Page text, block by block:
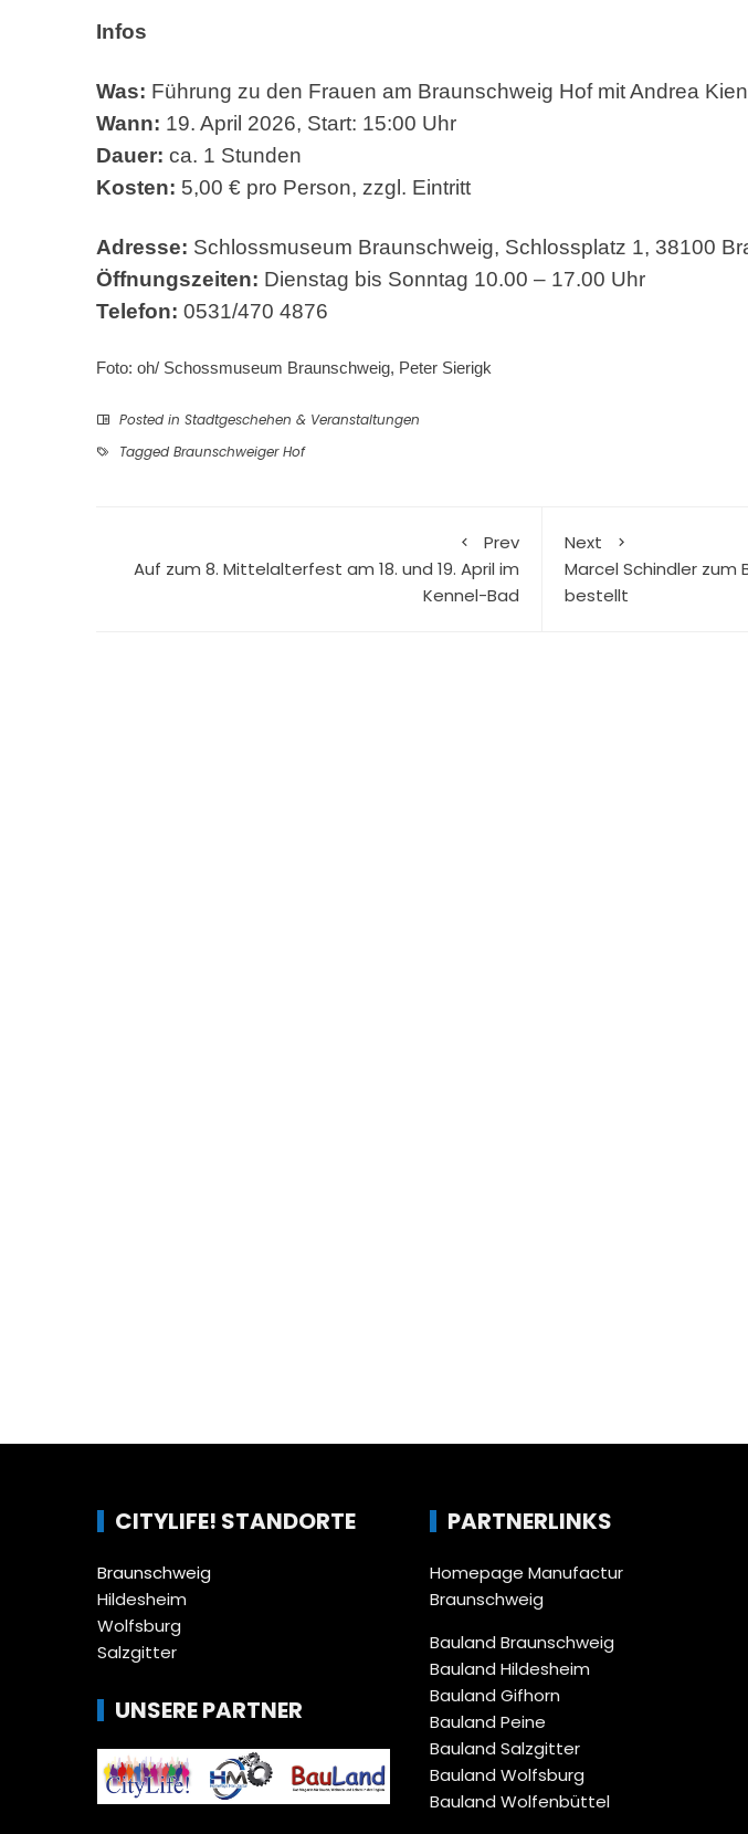
Infos
Was: Führung zu den Frauen am Braunschweig Hof mit Andrea
Wann: 19. April 2026, Start: 15:00 Uhr
Dauer: ca. 1 Stunden
Kosten: 5,00 € pro Person, zzgl. Eintritt
Adresse: Schlossmuseum Braunschweig, Schlossplatz 1, 38100
Öffnungszeiten: Dienstag bis Sonntag 10.00 – 17.00 Uhr
Telefon: 0531/470 4876
Foto: oh/ Schossmuseum Braunschweig, Peter Sierigk
Posted in Stadtgeschehen & Veranstaltungen
Tagged Braunschweiger Hof
Prev
Auf zum 8. Mittelalterfest am 18. und 19. April im
Kennel-Bad
Next
Marcel Schindler zum
bestellt
CITYLIFE! STANDORTE
Braunschweig
Hildesheim
Wolfsburg
Salzgitter
UNSERE PARTNER
PARTNERLINKS
Homepage Manufactur
Braunschweig
Bauland Braunschweig
Bauland Hildesheim
Bauland Gifhorn
Bauland Peine
Bauland Salzgitter
Bauland Wolfsburg
Bauland Wolfenbüttel